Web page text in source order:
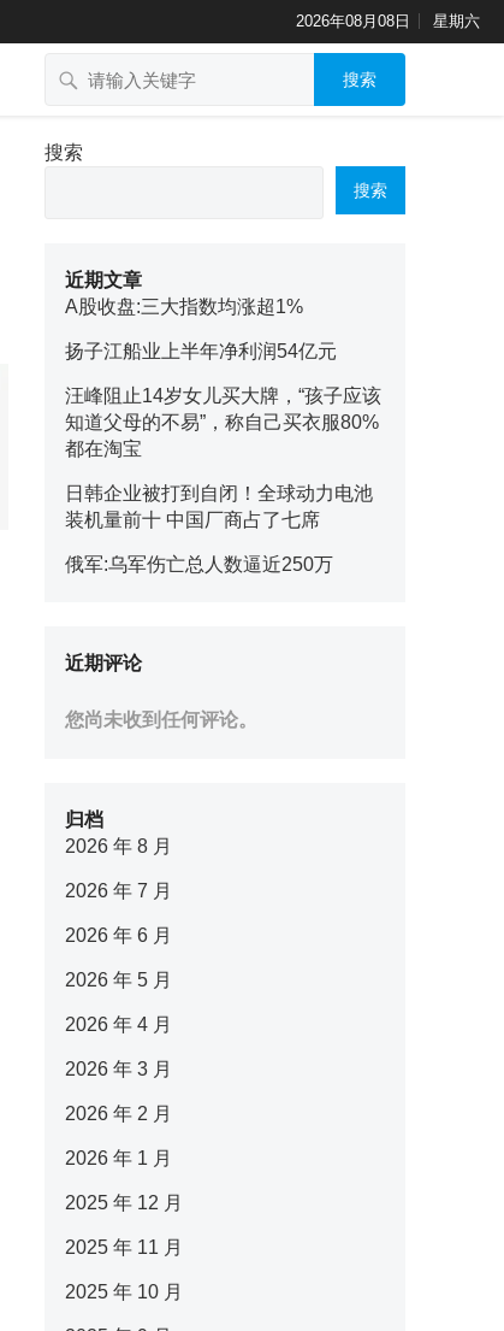
2026年08月08日 星期六
搜索
搜索
搜索
近期文章
A股收盘:三大指数均涨超1%
扬子江船业上半年净利润54亿元
汪峰阻止14岁女儿买大牌，“孩子应该
知道父母的不易”，称自己买衣服80%
都在淘宝
日韩企业被打到自闭！全球动力电池
装机量前十 中国厂商占了七席
俄军:乌军伤亡总人数逼近250万
近期评论
您尚未收到任何评论。
归档
2026 年 8 月
2026 年 7 月
2026 年 6 月
2026 年 5 月
2026 年 4 月
2026 年 3 月
2026 年 2 月
2026 年 1 月
2025 年 12 月
2025 年 11 月
2025 年 10 月